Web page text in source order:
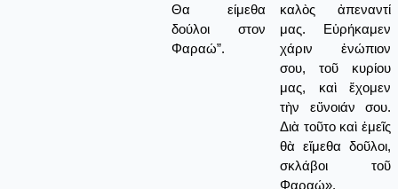
Θα είμεθα
δούλοι στον
Φαραώ”.
καλὸς ἀπεναντί
μας. Εὑρήκαμεν
χάριν ἐνώπιον
σου, τοῦ κυρίου
μας, καὶ ἔχομεν
τὴν εὔνοιάν σου.
Διὰ τοῦτο καὶ ἐμεῖς
θὰ εἴμεθα δοῦλοι,
σκλάβοι τοῦ
Φαραώ».